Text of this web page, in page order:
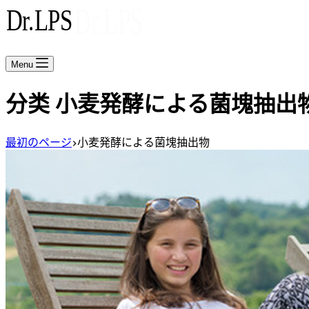
Menu
分类小麦発酵による菌塊抽出
最初のページ 小麦発酵による菌塊抽出物